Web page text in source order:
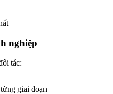
nghiệp
tác:
giai đoạn